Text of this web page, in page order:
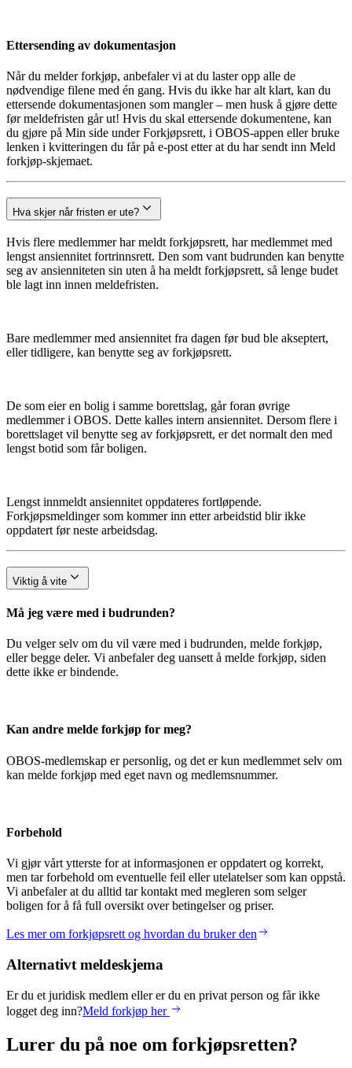
Ettersending av dokumentasjon
Når du melder forkjøp, anbefaler vi at du laster opp alle de
nødvendige filene med én gang. Hvis du ikke har alt klart, kan du
ettersende dokumentasjonen som mangler – men husk å gjøre dette
før meldefristen går ut! Hvis du skal ettersende dokumentene, kan
du gjøre på Min side under Forkjøpsrett, i OBOS-appen eller bruke
lenken i kvitteringen du får på e-post etter at du har sendt inn Meld
forkjøp-skjemaet.
Hva skjer når fristen er ute?
Hvis flere medlemmer har meldt forkjøpsrett, har medlemmet med
lengst ansiennitet fortrinnsrett. Den som vant budrunden kan benytte
seg av ansienniteten sin uten å ha meldt forkjøpsrett, så lenge budet
ble lagt inn innen meldefristen.
Bare medlemmer med ansiennitet fra dagen før bud ble akseptert,
eller tidligere, kan benytte seg av forkjøpsrett.
De som eier en bolig i samme borettslag, går foran øvrige
medlemmer i OBOS. Dette kalles intern ansiennitet. Dersom flere i
borettslaget vil benytte seg av forkjøpsrett, er det normalt den med
lengst botid som får boligen.
Lengst innmeldt ansiennitet oppdateres fortløpende.
Forkjøpsmeldinger som kommer inn etter arbeidstid blir ikke
oppdatert før neste arbeidsdag.
Viktig å vite
Må jeg være med i budrunden?
Du velger selv om du vil være med i budrunden, melde forkjøp,
eller begge deler. Vi anbefaler deg uansett å melde forkjøp, siden
dette ikke er bindende.
Kan andre melde forkjøp for meg?
OBOS-medlemskap er personlig, og det er kun medlemmet selv om
kan melde forkjøp med eget navn og medlemsnummer.
Forbehold
Vi gjør vårt ytterste for at informasjonen er oppdatert og korrekt,
men tar forbehold om eventuelle feil eller utelatelser som kan oppstå.
Vi anbefaler at du alltid tar kontakt med megleren som selger
boligen for å få full oversikt over betingelser og priser.
Les mer om forkjøpsrett og hvordan du bruker den
Alternativt meldeskjema
Er du et juridisk medlem eller er du en privat person og får ikke
logget deg inn?Meld forkjøp her
Lurer du på noe om forkjøpsretten?